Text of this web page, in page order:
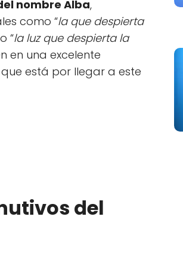
nombre Alba,
como “la que despierta
“la luz que despierta la
en una excelente
está por llegar a este
del